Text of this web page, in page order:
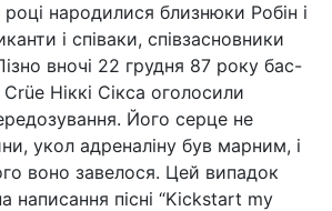
народилися близнюки Робін і
і співаки, співзасновники
вночі 22 грудня 87 року бас-
Ніккі Сікса оголосили
Його серце не
укол адреналіну був марним, і
воно завелося. Цей випадок
написання пісні “Kickstart my